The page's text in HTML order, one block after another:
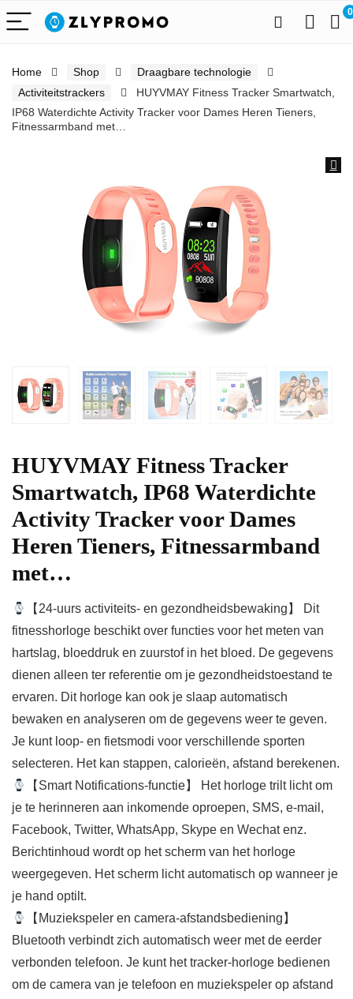
0
Home Shop
Draagbare technologie
Activiteitstrackers
HUYVMAY Fitness Tracker Smartwatch,
IP68 Waterdichte Activity Tracker voor Dames Heren Tieners,
Fitnessarmband met…
HUYVMAY Fitness Tracker
Smartwatch, IP68 Waterdichte
Activity Tracker voor Dames
Heren Tieners, Fitnessarmband
met…
【24-uurs activiteits- en gezondheidsbewaking】 Dit
fitnesshorloge beschikt over functies voor het meten van
hartslag, bloeddruk en zuurstof in het bloed. De gegevens
dienen alleen ter referentie om je gezondheidstoestand te
ervaren. Dit horloge kan ook je slaap automatisch
bewaken en analyseren om de gegevens weer te geven.
Je kunt loop- en fietsmodi voor verschillende sporten
selecteren. Het kan stappen, calorieën, afstand berekenen.
【Smart Notifications-functie】 Het horloge trilt licht om
je te herinneren aan inkomende oproepen, SMS, e-mail,
Facebook, Twitter, WhatsApp, Skype en Wechat enz.
Berichtinhoud wordt op het scherm van het horloge
weergegeven. Het scherm licht automatisch op wanneer je
je hand optilt.
【Muziekspeler en camera-afstandsbediening】
Bluetooth verbindt zich automatisch weer met de eerder
verbonden telefoon. Je kunt het tracker-horloge bedienen
om de camera van je telefoon en muziekspeler op afstand